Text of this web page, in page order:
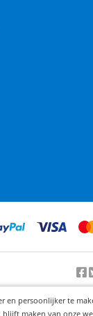
door
© 2012-2026
en persoonlijker te
maken van onze